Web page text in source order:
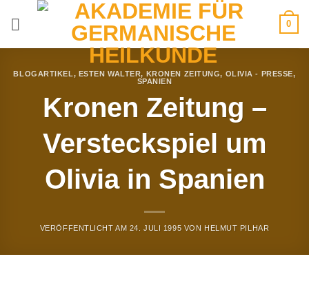
0
BLOGARTIKEL, ESTEN WALTER, KRONEN ZEITUNG, OLIVIA - PRESSE,
SPANIEN
Kronen Zeitung –
Versteckspiel um
Olivia in Spanien
VERÖFFENTLICHT AM 24. JULI 1995 VON HELMUT PILHAR